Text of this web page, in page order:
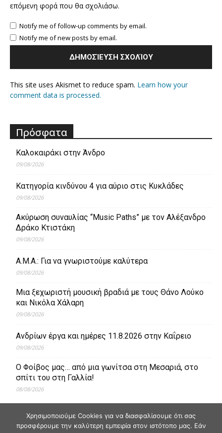
επόμενη φορά που θα σχολιάσω.
Notify me of follow-up comments by email.
Notify me of new posts by email.
This site uses Akismet to reduce spam. Learn how your
comment data is processed.
Πρόσφατα
Καλοκαιράκι στην Άνδρο
09/08/2026
Κατηγορία κινδύνου 4 για αύριο στις Κυκλάδες
09/08/2026
Ακύρωση συναυλίας “Music Paths” με τον Αλέξανδρο
Δράκο Κτιστάκη
09/08/2026
Α.Μ.Α.: Για να γνωριστούμε καλύτερα
09/08/2026
Μια ξεχωριστή μουσική βραδιά με τους Θάνο Λούκο
και Νικόλα Χάλαρη
09/08/2026
Ανδρίων έργα και ημέρες 11.8.2026 στην Καΐρειο
09/08/2026
Ο Φοίβος μας… από μια γωνίτσα στη Μεσαριά, στο
σπίτι του στη Γαλλία!
08/08/2026
Χρησιμοποιούμε Cookies για να διασφαλίσουμε ότι σας
προσφέρουμε την καλύτερη εμπειρία στον ιστότοπο μας. Εάν